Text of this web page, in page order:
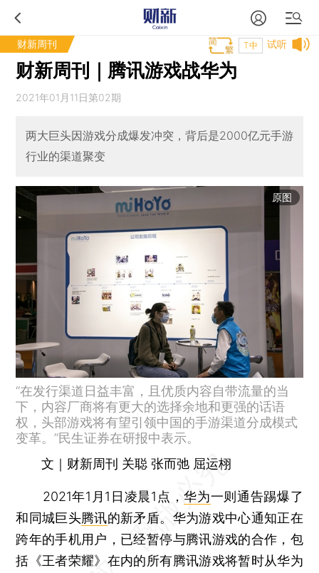
财新周刊 试听
T中
财新周刊｜腾讯游戏战华为
2021年01月11日第02期
两大巨头因游戏分成爆发冲突，背后是2000亿元手游
行业的渠道聚变
原图
“在发行渠道日益丰富，且优质内容自带流量的当
下，内容厂商将有更大的选择余地和更强的话语
权，头部游戏将有望引领中国的手游渠道分成模式
变革。”民生证券在研报中表示。
文｜财新周刊 关聪 张而弛 屈运栩
2021年1月1日凌晨1点，华为一则通告踢爆了
和同城巨头腾讯的新矛盾。华为游戏中心通知正在
跨年的手机用户，已经暂停与腾讯游戏的合作，包
括《王者荣耀》在内的所有腾讯游戏将暂时从华为